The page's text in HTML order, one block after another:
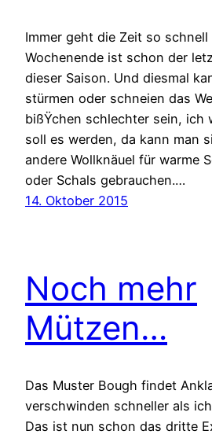
Immer geht die Zeit so schnell
Wochenende ist schon der
dieser Saison. Und diesmal
stürmen oder schneien das
bißŸchen schlechter sein, ich
soll es werden, da kann man
andere Wollknäuel für warme
oder Schals gebrauchen.…
14. Oktober 2015
Noch mehr
Mützen…
Das Muster Bough findet
verschwinden schneller als
Das ist nun schon das dritte